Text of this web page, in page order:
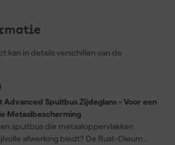
kan in details verschillen van de
Advanced Spuitbus Zijdeglans - Voor een
Metaalbescherming
spuitbus die metaaloppervlakken
afwerking biedt? De Rust-Oleum